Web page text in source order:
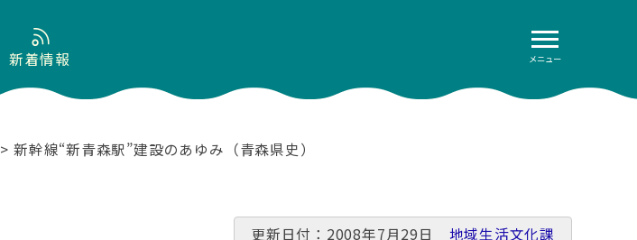
メニュー
新着情報
> 新幹線“新青森駅”建設のあゆみ（青森県史）
更新日付：2008年7月29日 地域生活文化課